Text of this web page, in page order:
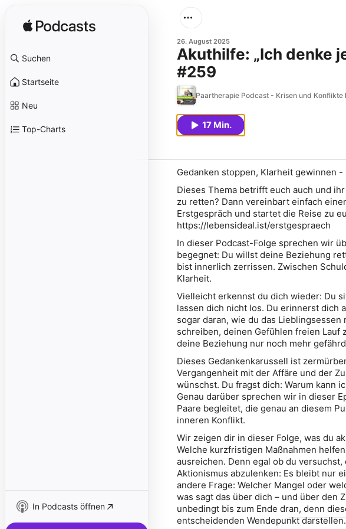
Suchen
Startseite
Neu
Top-Charts
In Podcasts öffnen
26. August 2025
Akuthilfe: „Ich denke
#259
Paartherapie Podcast - Krisen und
17 Min.
Gedanken stoppen, Klarheit gewinnen
Dieses Thema betrifft euch auch und
zu retten? Dann vereinbart einfach
Erstgespräch und startet die Reise zu
https://lebensideal.ist/erstgespraech
In dieser Podcast-Folge sprechen wir
begegnet: Du willst deine Beziehung
bist innerlich zerrissen. Zwischen
Klarheit.
Vielleicht erkennst du dich wieder: Du
lassen dich nicht los. Du erinnerst dich
sogar daran, wie du das
schreiben, deinen Gefühlen freien Lauf
deine Beziehung nur noch mehr
Dieses Gedankenkarussell ist
Vergangenheit mit der Affäre und der
wünschst. Du fragst dich: Warum kann
Genau darüber sprechen wir in dieser
Paare begleitet, die genau an diesem
inneren Konflikt.
Wir zeigen dir in dieser Folge, was du
Welche kurzfristigen Maßnahmen
ausreichen. Denn egal ob du
Aktionismus abzulenken: Es bleibt nur
andere Frage: Welcher Mangel oder
was sagt das über dich – und über den
unbedingt bis zum Ende dran, denn
entscheidenden Wendepunkt darstellen.